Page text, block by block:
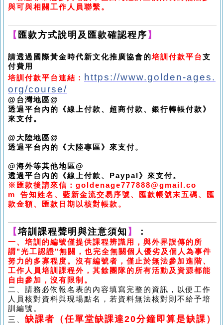
與可與相關工作人員聯繫。
【 匯款方式說明及匯款確認程序 】
請透過國際黃金時代新文化推廣協會的培訓付款平台支
付費用
培訓付款平台連結： https://www.golden-ages.
org/course/
@ 台灣地區@
透過平台內的《線上付款、超商付款、銀行轉帳付款》
來支付。
@ 大陸地區@
透過平台內的《大陸專區》來支付。
@海外等其他地區@
透過平台內的《線上付款、
Paypal 》來支付。
※ 匯款後請來信： goldenage777888@gmail.co
m 告知姓名、藍新金流交易序號、匯款帳號末五碼、匯
款金額、匯款日期以核對帳款。
【培訓課程聲明與注意須知 】 ：
一、培訓的編號僅提供課程辨識用，與外界誤傳的所
謂"光工認證"無關，也完全無關個人優劣及個人為事件
努力的多寡程度。沒有編號者，僅止於無法參加進階、
工作人員培訓課程外，其餘團隊的所有活動及資源都能
自由參加，沒有限制。
二、請務必依報名表的內容填寫完整的資訊，以便工作
人員核對資料與現場點名，若資料無法核對則不給予培
訓編號。
三、 缺課者 （任單堂缺課達20分鐘即算是缺課）